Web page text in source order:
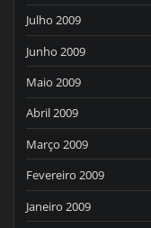
Julho 2009
Junho 2009
Maio 2009
Abril 2009
Março 2009
Fevereiro 2009
Janeiro 2009